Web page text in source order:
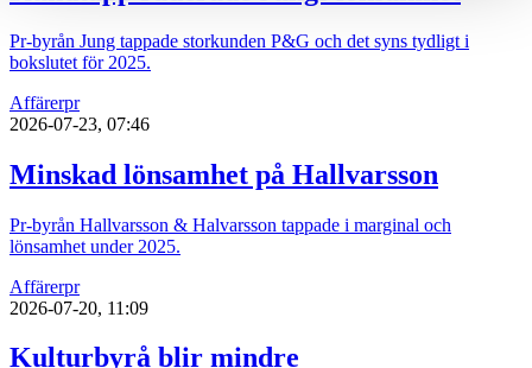
Pr-byrån Jung tappade storkunden P&G och det syns tydligt i
bokslutet för 2025.
Affärerpr
2026-07-23, 07:46
Minskad lönsamhet på Hallvarsson
Pr-byrån Hallvarsson & Halvarsson tappade i marginal och
lönsamhet under 2025.
Affärerpr
2026-07-20, 11:09
Kulturbyrå blir mindre